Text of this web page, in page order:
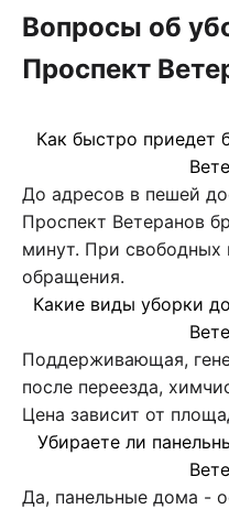
Вопросы об
Проспект
Как быстро приедет
До адресов в пешей
Проспект Ветеранов
минут. При свободных
обращения.
Какие виды уборки
Поддерживающая,
после переезда,
Цена зависит от
Убираете ли
Да, панельные дома -